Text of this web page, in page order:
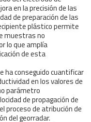
en la precisión de las
de preparación de las
plástico permite
muestras no
lo que amplía
de esta
ha conseguido cuantificar
en los valores de
parámetro
de propagación de
proceso de atribución de
del georradar.